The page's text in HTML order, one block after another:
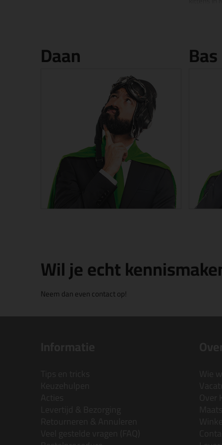
ander
een echt
Waar de
De
hij is
Daan Bas
Wil je echt
Neem dan even contact op!